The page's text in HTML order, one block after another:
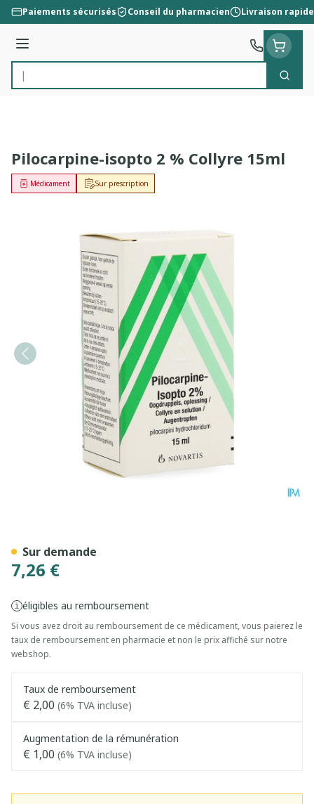
Aller au contenu
Paiements sécurisés Conseil du pharmacien Livraison rapide
Menu
Rechercher
Pilocarpine-isopto 2 % Collyre 15ml
Sur prescription
Médicament
7,26 €
éligibles au remboursement
Si vous avez droit au remboursement de ce médicament, vous paierez le
taux de remboursement en pharmacie et non le prix affiché sur notre
webshop.
Taux de remboursement
€ 2,00 (6% TVA incluse)
Augmentation de la rémunération
€ 1,00 (6% TVA incluse)
Sur demande